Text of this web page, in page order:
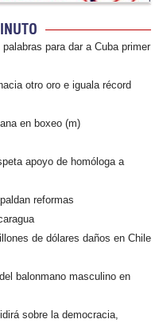
para dar a Cuba primer
otro oro e iguala récord
en boxeo (m)
apoyo de homóloga a
reformas
de dólares daños en Chile
balonmano masculino en
sobre la democracia,